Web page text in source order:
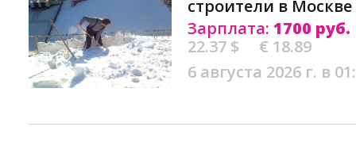
строители в Москве
Зарплата: 1700 руб.
22.37 $
€ 18.89
6 августа 2026 г. в